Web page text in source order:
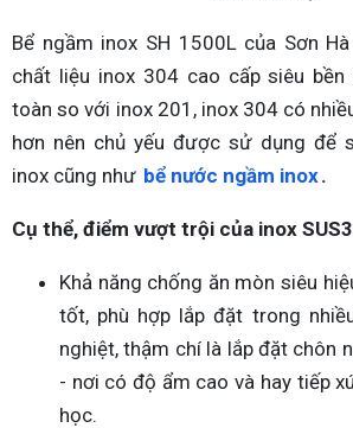
Bể ngầm inox SH 1500L của Sơn
chất liệu inox 304 cao cấp siêu bền
toàn so với inox 201, inox 304 có
hơn nên chủ yếu được sử dụng để
inox cũng như bể nước ngầm inox.
Cụ thể, điểm vượt trội của inox
Khả năng chống ăn mòn siêu
tốt, phù hợp lắp đặt trong
nghiệt, thậm chí là lắp đặt chôn
- nơi có độ ẩm cao và hay tiếp
học.